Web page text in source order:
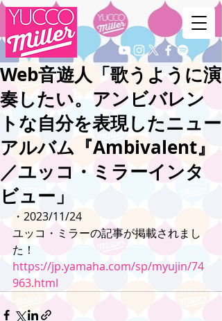
Web音遊人「歌うように演
奏したい。アンビバレン
トな自分を表現したニュー
アルバム『Ambivalent』
／ユッコ・ミラーインタ
ビュー」
・2023/11/24
ユッコ・ミラーの記事が掲載されまし
た！
https://jp.yamaha.com/sp/myujin/74
963.html